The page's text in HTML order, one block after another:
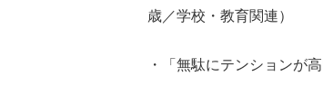
歳／学校・教育関連）
・「無駄にテンションが